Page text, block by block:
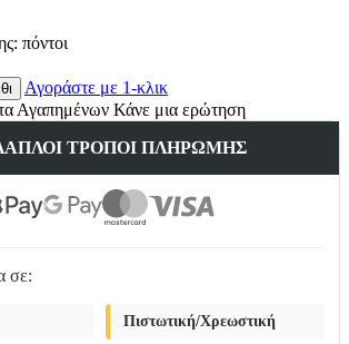
πόντοι
Αγοράστε με 1-κλικ
Αγαπημένων Κάνε μια ερώτηση
ΤΡΌΠΟΙ ΠΛΗΡΩΜΉΣ
σε:
Πιστωτική/Χρεωστική